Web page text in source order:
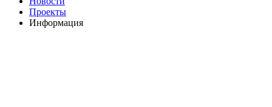
Проекты
Информация